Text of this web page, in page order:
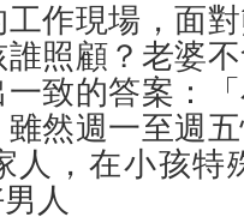
作現場，面
照顧？老婆
一致的答案：
然週一至週
人，在小孩特
人